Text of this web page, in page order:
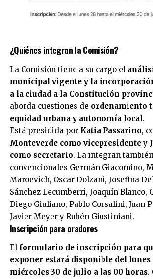
¿Quiénes integran la Comisión?
La Comisión tiene a su cargo el
municipal vigente y la
a la ciudad a la Constitución
aborda cuestiones de ordenamiento
equidad urbana y autonomía local.
Está presidida por Katia Passarino,
Monteverde como vicepresidentey
como secretario. La integran
convencionales Germán Giacomino,
Maroevich, Oscar Dolzani, Josefina
Sánchez Lecumberri, Joaquín Blanco,
Diego Giuliano, Pablo Corsalini, Juan
Javier Meyer y Rubén Giustiniani.
Inscripción para oradores
El formulario de inscripción para
exponer estará disponible del lunes
miércoles 30 de julio a las 00 horas.